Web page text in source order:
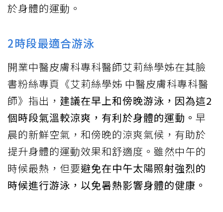
於身體的運動。
2時段最適合游泳
開業中醫皮膚科專科醫師艾莉絲學姊在其臉
書粉絲專頁《艾莉絲學姊 中醫皮膚科專科醫
師》指出， 建議在早上和傍晚游泳，因為這2
個時段氣溫較涼爽，有利於身體的運動。 早
晨的新鮮空氣，和傍晚的涼爽氣候，有助於
提升身體的運動效果和舒適度。雖然中午的
時候最熱，但要避免在中午太陽照射強烈的
時候進行游泳，以免暑熱影響身體的健康。